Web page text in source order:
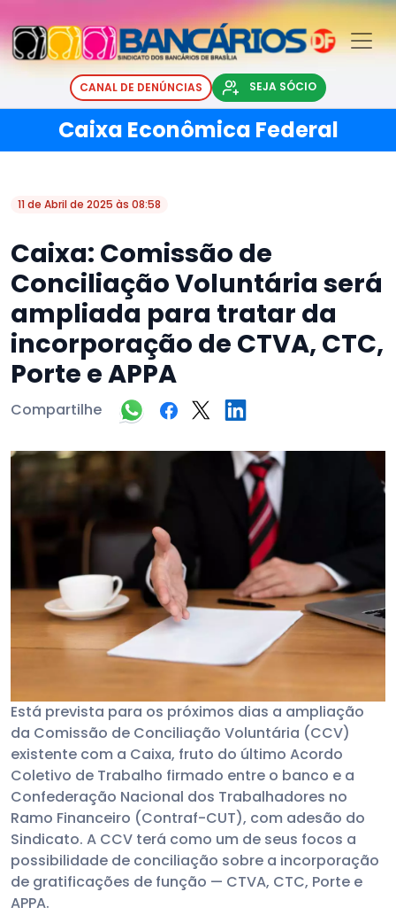
CANAL DE DENÚNCIAS SEJA SÓCIO
Caixa Econômica Federal
11 de Abril de 2025 às 08:58
Caixa: Comissão de
Conciliação Voluntária será
ampliada para tratar da
incorporação de CTVA, CTC,
Porte e APPA
Compartilhe
Está prevista para os próximos dias a ampliação
da Comissão de Conciliação Voluntária (CCV)
existente com a Caixa, fruto do último Acordo
Coletivo de Trabalho firmado entre o banco e a
Confederação Nacional dos Trabalhadores no
Ramo Financeiro (Contraf-CUT), com adesão do
Sindicato. A CCV terá como um de seus focos a
possibilidade de conciliação sobre a incorporação
de gratificações de função — CTVA, CTC, Porte e
APPA.